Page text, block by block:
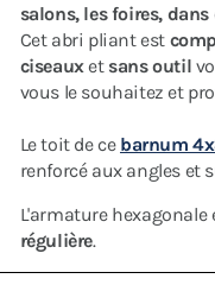
salons, les foires,
Cet abri pliant est
ciseauxet sans outil
vous le souhaitez et
Le toit de ce barnum
renforcé aux angles et
L'armature
régulière.